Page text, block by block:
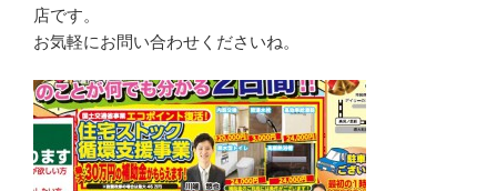
店です。
お気軽にお問い合わせくださいね。